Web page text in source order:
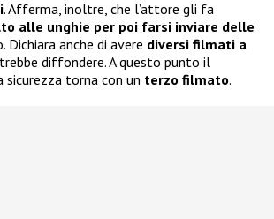
. Afferma, inoltre, che l’attore gli fa
alle unghie per poi farsi inviare delle
Dichiara anche di avere diversi filmati a
diffondere. A questo punto il
sicurezza torna con un terzo filmato.